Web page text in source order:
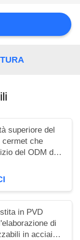
superiore del
cermet che
del ODM del
in PVD
di
in acciaio